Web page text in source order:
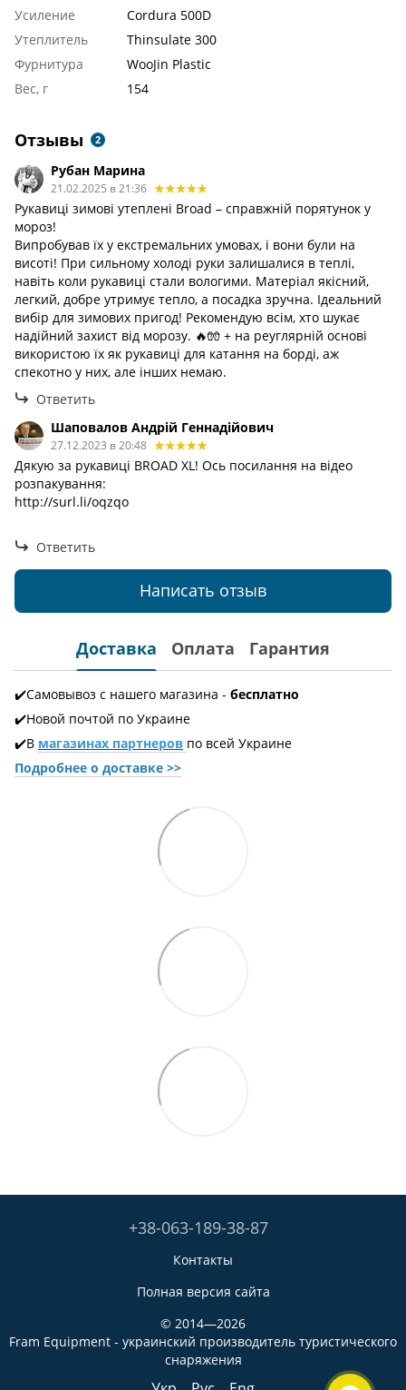
Усиление
Cordura 500D
Утеплитель
Thinsulate 300
Фурнитура
WooJin Plastic
Вес, г
154
Отзывы 2
Рубан Марина
21.02.2025 в 21:36
Рукавиці зимові утеплені Broad – справжній порятунок у
мороз!
Випробував їх у екстремальних умовах, і вони були на
висоті! При сильному холоді руки залишалися в теплі,
навіть коли рукавиці стали вологими. Матеріал якісний,
легкий, добре утримує тепло, а посадка зручна. Ідеальний
вибір для зимових пригод! Рекомендую всім, хто шукає
надійний захист від морозу. 🔥🧤 + на реуглярній основі
використою їх як рукавиці для катання на борді, аж
спекотно у них, але інших немаю.
Ответить
Шаповалов Андрій Геннадійович
27.12.2023 в 20:48
Дякую за рукавиці BROAD XL! Ось посилання на відео
розпакування:
http://surl.li/oqzqo
Ответить
Написать отзыв
Доставка Оплата Гарантия
✔️Самовывоз с нашего магазина - бесплатно
✔️Новой почтой по Украине
✔️В магазинах партнеров по всей Украине
Подробнее о доставке >>
+38-063-189-38-87
Контакты
Полная версия сайта
© 2014—2026
Fram Equipment - украинский производитель туристического
снаряжения